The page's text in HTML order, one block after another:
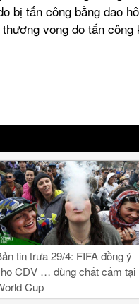
bị tấn công bằng dao
vong do tấn công
tin trưa 29/4: FIFA đồng ý
CĐV … dùng chất cấm tại
Cup